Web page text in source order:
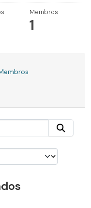
Membros
1